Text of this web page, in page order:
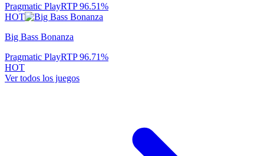
Pragmatic PlayRTP96.51%
HOT
Big Bass Bonanza
Pragmatic PlayRTP96.71%
HOT
Ver todos los juegos